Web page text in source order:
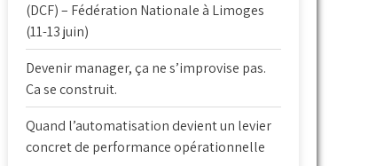
(DCF) – Fédération Nationale à Limoges
(11-13 juin)
Devenir manager, ça ne s’improvise pas.
Ca se construit.
Quand l’automatisation devient un levier
concret de performance opérationnelle